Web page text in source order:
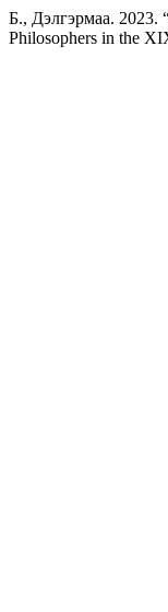
Б., Дэлгэрмаа. 2023.
Philosophers in the